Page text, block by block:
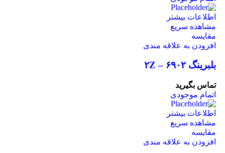
اطلاعات بیشتر
مشاهده سریع
مقایسه
افزودن به علاقه مندی
بلبرینگ ۶۹۰۲ – ۲Z
تماس بگیرید
اتمام موجودی
اطلاعات بیشتر
مشاهده سریع
مقایسه
افزودن به علاقه مندی